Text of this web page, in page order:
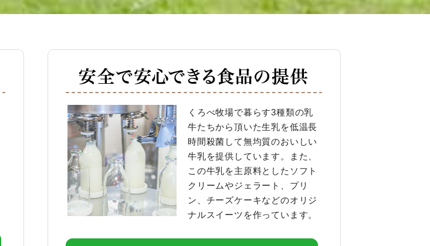
くろべ牧場で暮らす3種類の乳
牛たちから頂いた生乳を低温長
時間殺菌して無均質のおいしい
牛乳を提供しています。また、
この牛乳を主原料としたソフト
クリームやジェラート、プリ
ン、チーズケーキなどのオリジ
ナルスイーツを作っています。